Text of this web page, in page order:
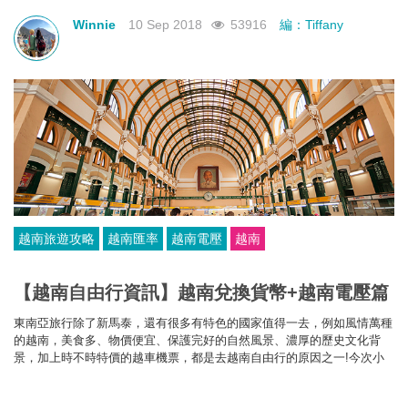
Winnie 10 Sep 2018 53916 編：Tiffany
越南旅遊攻略 越南匯率 越南電壓 越南
【越南自由行資訊】越南兌換貨幣+越南電壓篇
東南亞旅行除了新馬泰，還有很多有特色的國家值得一去，例如風情萬種
的越南，美食多、物價便宜、保護完好的自然風景、濃厚的歷史文化背
景，加上時不時特價的越車機票，都是去越南自由行的原因之一!今次小